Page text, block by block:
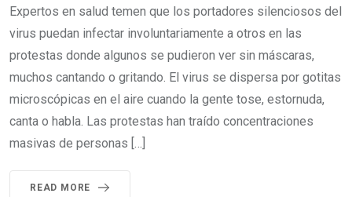
Expertos en salud temen que los portadores silenciosos del
virus puedan infectar involuntariamente a otros en las
protestas donde algunos se pudieron ver sin máscaras,
muchos cantando o gritando. El virus se dispersa por gotitas
microscópicas en el aire cuando la gente tose, estornuda,
canta o habla. Las protestas han traído concentraciones
masivas de personas […]
READ MORE